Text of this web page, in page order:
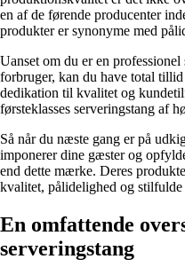
en af de førende producenter
produkter er synonyme med
Uanset om du er en
forbruger, kan du have total
dedikation til kvalitet og
førsteklasses serveringstang af
Så når du næste gang er på
imponerer dine gæster og
end dette mærke. Deres
kvalitet, pålidelighed og stilfulde
En omfattende
serveringstang